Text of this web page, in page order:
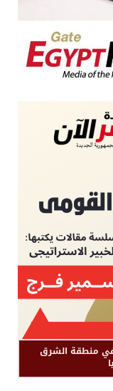
في منطقة الشرق